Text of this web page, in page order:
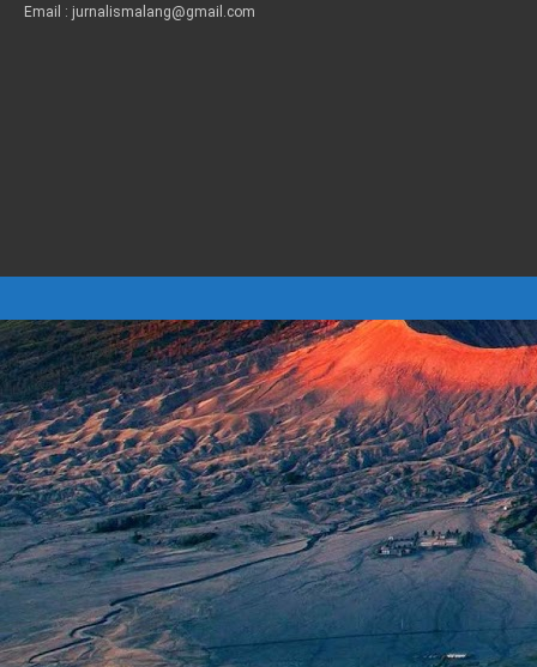
Email : jurnalismalang@gmail.com